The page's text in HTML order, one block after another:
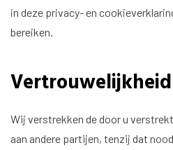
in deze privacy- en
bereiken.
Vertrouwelijkheid
Wij verstrekken de door u
aan andere partijen, tenzij dat